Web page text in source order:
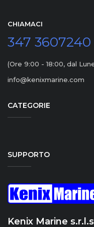
CHIAMACI
347 3607240
(Ore 9:00 - 18:00, dal
info@kenixmarine.com
CATEGORIE
SUPPORTO
Kenix Marine